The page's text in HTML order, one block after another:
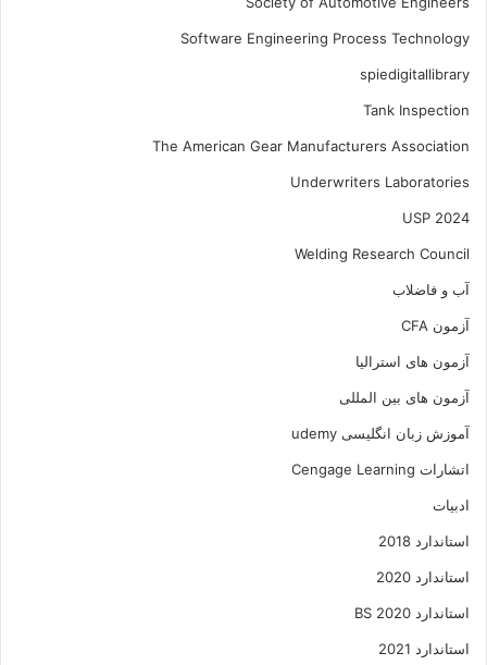
Software Engineering Process Technology
spiedigitallibrary
Tank Inspection
The American Gear Manufacturers Association
Underwriters Laboratories
USP 2024
Welding Research Council
آب و فاضلاب
آزمون CFA
آزمون های استرالیا
آزمون های بین المللی
آموزش زبان انگلیسی udemy
اتشارات Cengage Learning
ادبیات
استاندارد 2018
استاندارد 2020
استاندارد 2020 BS
استاندارد 2021